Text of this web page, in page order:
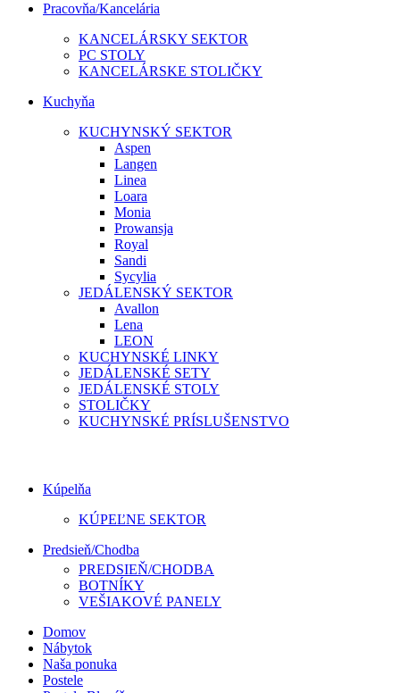
Pracovňa/Kancelária
KANCELÁRSKY SEKTOR
PC STOLY
KANCELÁRSKE STOLIČKY
Kuchyňa
KUCHYNSKÝ SEKTOR
Aspen
Langen
Linea
Loara
Monia
Prowansja
Royal
Sandi
Sycylia
JEDÁLENSKÝ SEKTOR
Avallon
Lena
LEON
KUCHYNSKÉ LINKY
JEDÁLENSKÉ SETY
JEDÁLENSKÉ STOLY
STOLIČKY
KUCHYNSKÉ PRÍSLUŠENSTVO
Kúpelňa
KÚPEĽNE SEKTOR
Predsieň/Chodba
PREDSIEŇ/CHODBA
BOTNÍKY
VEŠIAKOVÉ PANELY
Domov
Nábytok
Naša ponuka
Postele